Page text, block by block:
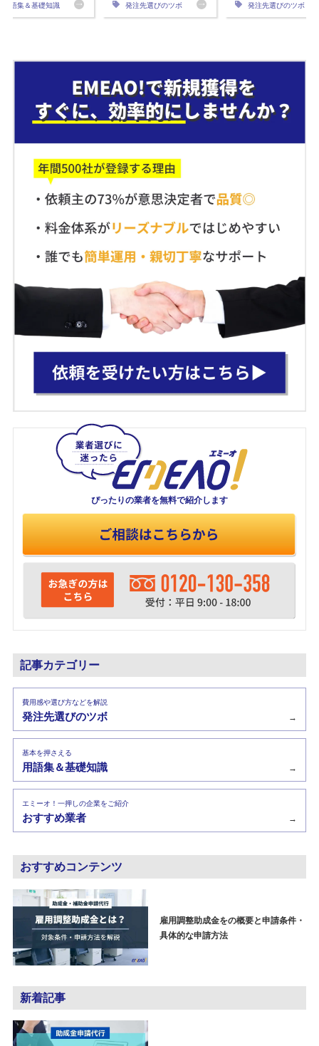
用語集＆基礎知識 発注先選びのツボ 発注先選びのツボ
ぴったりの業者を無料で紹介します
記事カテゴリー
費用感や選び方などを解説
発注先選びのツボ →
基本を押さえる
用語集＆基礎知識 →
エミーオ！一押しの企業をご紹介
おすすめ業者 →
おすすめコンテンツ
雇用調整助成金をの概要と申請条件・
具体的な申請方法
新着記事